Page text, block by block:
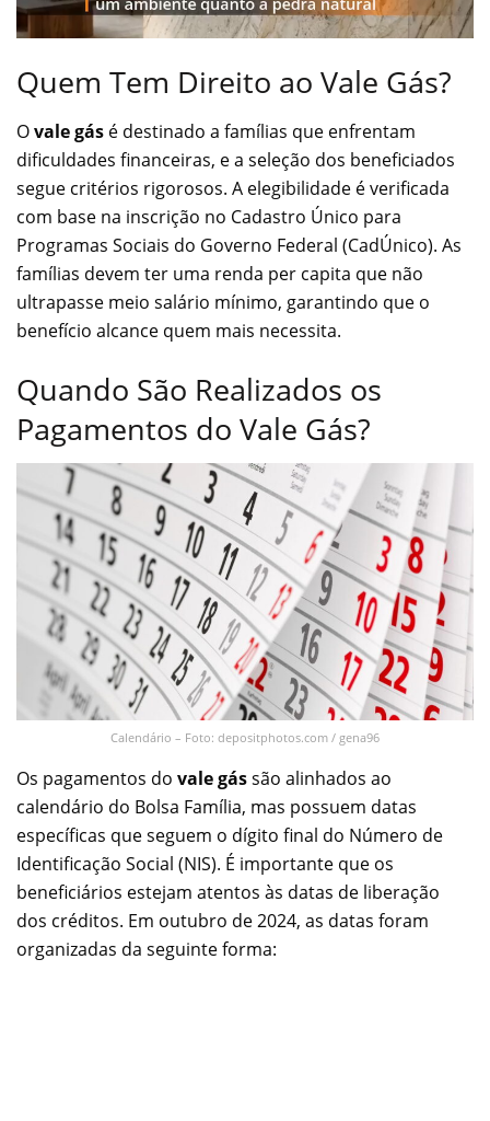
Quem Tem Direito ao Vale Gás?
Ovale gás é destinado a famílias que enfrentam
dificuldades financeiras, e a seleção dos beneficiados
segue critérios rigorosos. A elegibilidade é verificada
com base na inscrição no Cadastro Único para
Programas Sociais do Governo Federal (CadÚnico). As
famílias devem ter uma renda per capita que não
ultrapasse meio salário mínimo, garantindo que o
benefício alcance quem mais necessita.
Quando São Realizados os
Pagamentos do Vale Gás?
Calendário – Foto: depositphotos.com / gena96
Os pagamentos do vale gássão alinhados ao
calendário do Bolsa Família, mas possuem datas
específicas que seguem o dígito final do Número de
Identificação Social (NIS). É importante que os
beneficiários estejam atentos às datas de liberação
dos créditos. Em outubro de 2024, as datas foram
organizadas da seguinte forma: